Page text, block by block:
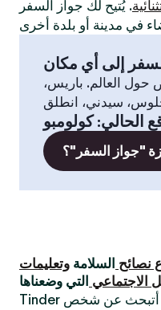
. يُتيح لك جواز السفر
إلى أي مكان
العالم. باريس،
الحالي:كولومبو
"جواز السفر"؟
نصائح السلامة وتعليمات
الاجتماعي
Tinder أفضل تطبيق للقاء أشخاص جُدد. أتبحث عن شخص